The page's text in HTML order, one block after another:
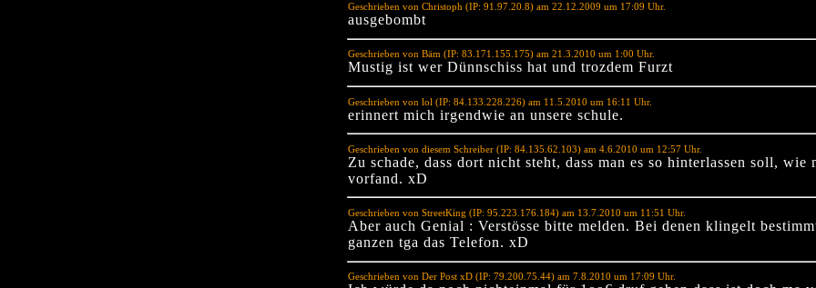
Geschrieben von Christoph (IP: 91.97.20.8) am 22.12.2009 um 17:09 Uhr.
ausgebombt
Geschrieben von Bäm (IP: 83.171.155.175) am 21.3.2010 um 1:00 Uhr.
Mustig ist wer Dünnschiss hat und trozdem Furzt
Geschrieben von lol (IP: 84.133.228.226) am 11.5.2010 um 16:11 Uhr.
erinnert mich irgendwie an unsere schule.
Geschrieben von diesem Schreiber (IP: 84.135.62.103) am 4.6.2010 um 12:57 Uhr.
Zu schade, dass dort nicht steht, dass man es so hinterlassen soll, wie
vorfand. xD
Geschrieben von StreetKing (IP: 95.223.176.184) am 13.7.2010 um 11:51 Uhr.
Aber auch Genial : Verstösse bitte melden. Bei denen klingelt
ganzen tga das Telefon. xD
Geschrieben von Der Post xD (IP: 79.200.75.44) am 7.8.2010 um 17:09 Uhr.